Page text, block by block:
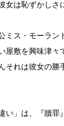
は恥ずかしさ
ミス・モーラ
屋敷を興味津
それは彼女の
い」は、『贖罪